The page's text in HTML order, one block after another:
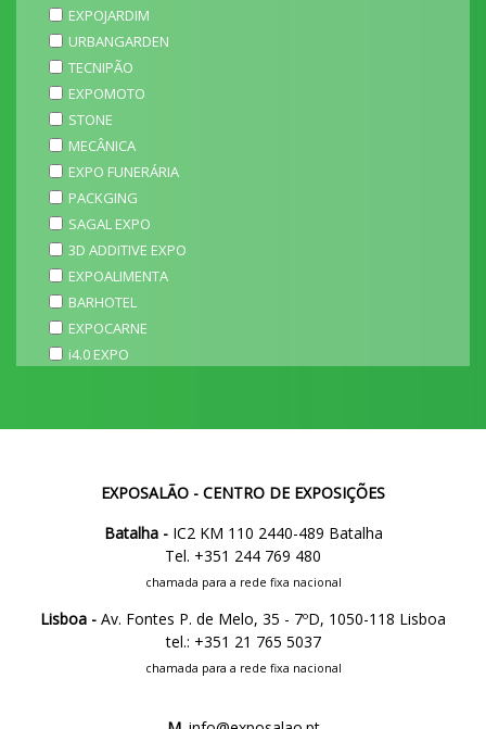
EXPOJARDIM
URBANGARDEN
TECNIPÃO
EXPOMOTO
STONE
MECÂNICA
EXPO FUNERÁRIA
PACKGING
SAGAL EXPO
3D ADDITIVE EXPO
EXPOALIMENTA
BARHOTEL
EXPOCARNE
i4.0 EXPO
EXPOSALÃO - CENTRO DE EXPOSIÇÕES
Batalha -IC2 KM 110 2440-489 Batalha
Tel. +351 244 769 480
chamada para a rede fixa nacional
Lisboa - Av. Fontes P. de Melo, 35 - 7ºD, 1050-118 Lisboa
tel.: +351 21 765 5037
chamada para a rede fixa nacional